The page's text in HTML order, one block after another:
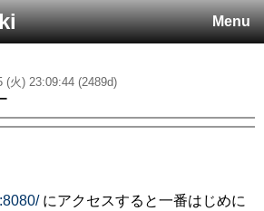
Menu
(火) 23:09:44 (2489d)
にアクセスすると一番はじめに